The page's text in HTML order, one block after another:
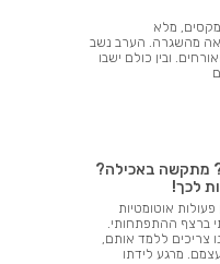
מלא
מהשגרה. הערב נשב
ובין כולם ישבו
מתקשה באכילה?
אוטומטיות
ברצף ההתפתחותי.
צריכים ללמד אותם,
מרגע לידתו